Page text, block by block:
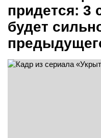
придется: 3
будет